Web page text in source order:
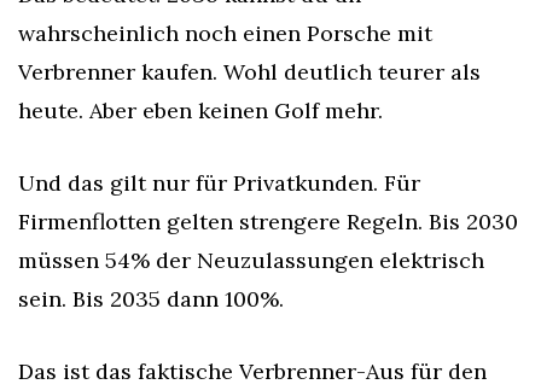
wahrscheinlich noch einen Porsche mit
Verbrenner kaufen. Wohl deutlich teurer als
heute. Aber eben keinen Golf mehr.
Und das gilt nur für Privatkunden. Für
Firmenflotten gelten strengere Regeln. Bis 2030
müssen 54% der Neuzulassungen elektrisch
sein. Bis 2035 dann 100%.
Das ist das faktische Verbrenner-Aus für den